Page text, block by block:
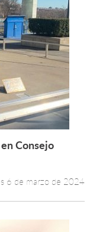
más +
Consejo
6 de marzo de 2024